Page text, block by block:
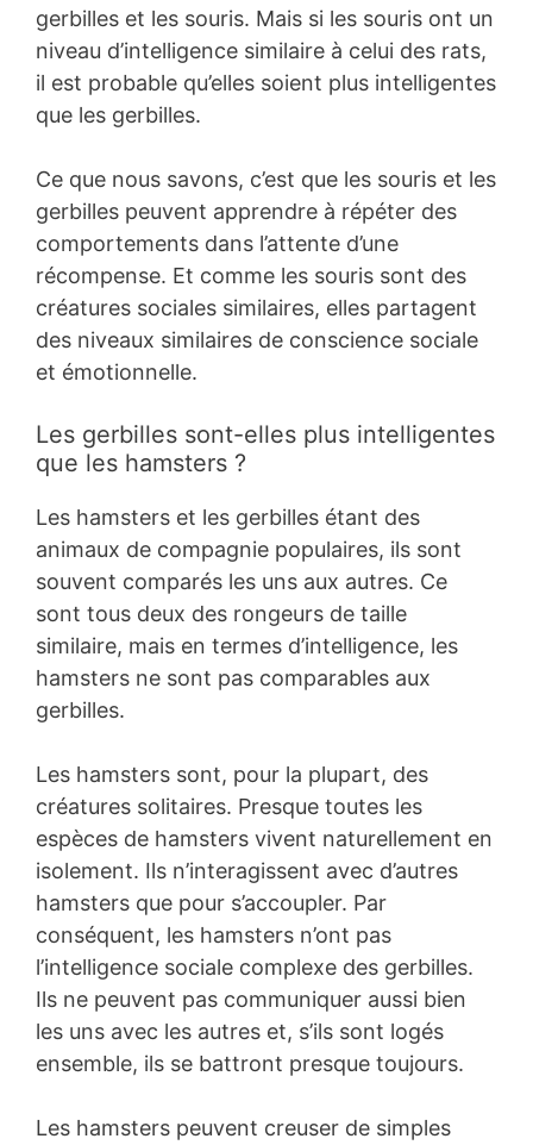
gerbilles et les souris. Mais si les souris ont un
niveau d’intelligence similaire à celui des rats,
il est probable qu’elles soient plus intelligentes
que les gerbilles.
Ce que nous savons, c’est que les souris et les
gerbilles peuvent apprendre à répéter des
comportements dans l’attente d’une
récompense. Et comme les souris sont des
créatures sociales similaires, elles partagent
des niveaux similaires de conscience sociale
et émotionnelle.
Les gerbilles sont-elles plus intelligentes
que les hamsters ?
Les hamsters et les gerbilles étant des
animaux de compagnie populaires, ils sont
souvent comparés les uns aux autres. Ce
sont tous deux des rongeurs de taille
similaire, mais en termes d’intelligence, les
hamsters ne sont pas comparables aux
gerbilles.
Les hamsters sont, pour la plupart, des
créatures solitaires. Presque toutes les
espèces de hamsters vivent naturellement en
isolement. Ils n’interagissent avec d’autres
hamsters que pour s’accoupler. Par
conséquent, les hamsters n’ont pas
l’intelligence sociale complexe des gerbilles.
Ils ne peuvent pas communiquer aussi bien
les uns avec les autres et, s’ils sont logés
ensemble, ils se battront presque toujours.
Les hamsters peuvent creuser de simples